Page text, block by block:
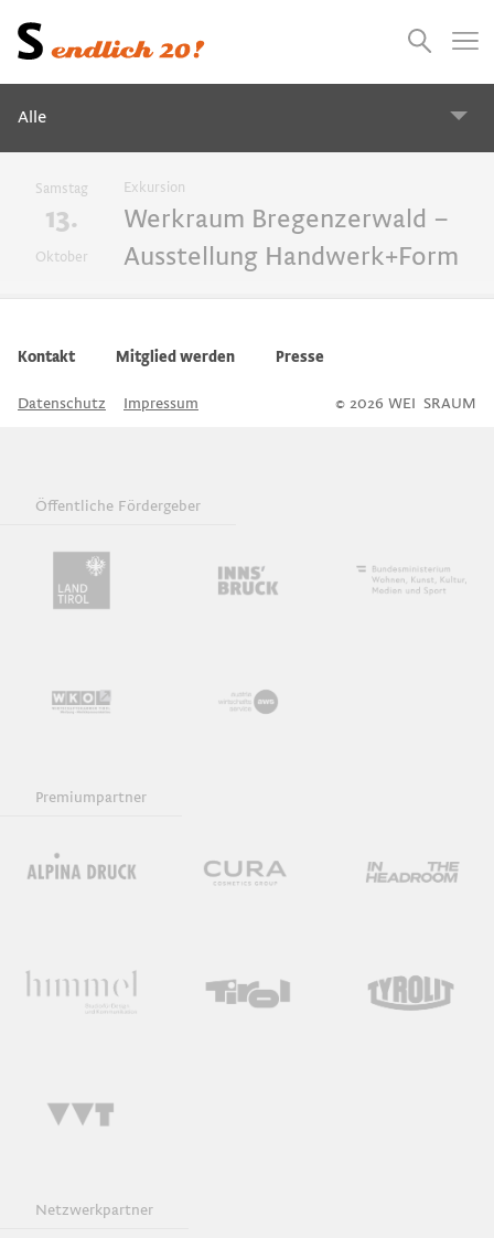
Presse
Videos
Suchen
Alle
Alle
2027 2026 2025 2024
Empfehlung
Vorträge
Ausstellungen
Diskussion
Infoabend
Samstag
13.
Oktober
Exkursion
Werkraum Bregenzerwald –
Ausstellung Handwerk+Form
Kontakt Mitglied werden Presse
Datenschutz Impressum © 2026 WEI SRAUM
Öffentliche Fördergeber
Premiumpartner
Netzwerkpartner